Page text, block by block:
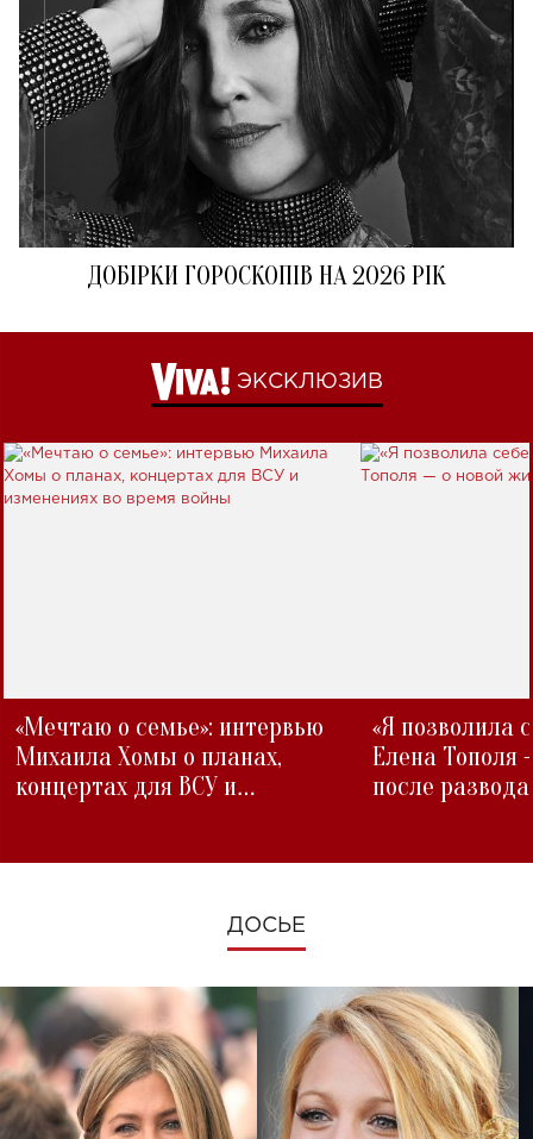
ДОБІРКИ ГОРОСКОПІВ НА 2026 РІК
ЭКСКЛЮЗИВ
«Мечтаю о семье»: интервью
Михаила Хомы о планах,
концертах для ВСУ и
«Я позволила
Елена Тополя
после развода
ДОСЬЕ